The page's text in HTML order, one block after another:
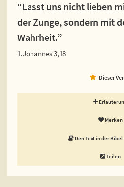
“Lasst uns nicht lieben
der Zunge, sondern mit
Wahrheit.”
1.Johannes 3,18
Dieser
Merken
Den Text in der
Teilen